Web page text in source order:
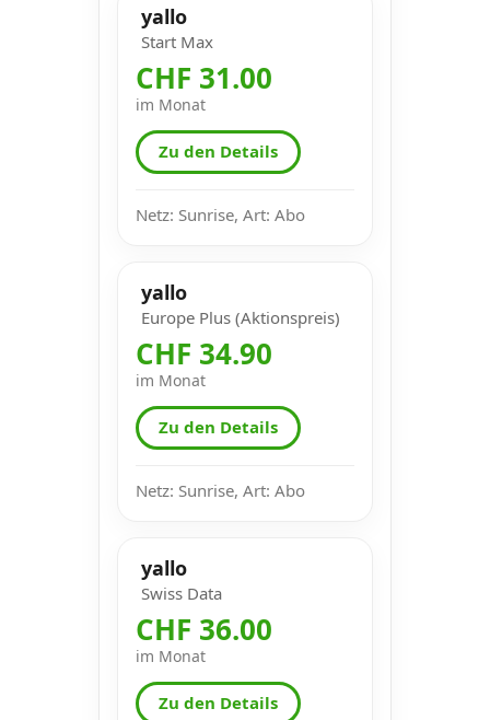
yallo
Start Max
CHF 31.00
im Monat
Zu den Details
Netz: Sunrise, Art: Abo
yallo
Europe Plus (Aktionspreis)
CHF 34.90
im Monat
Zu den Details
Netz: Sunrise, Art: Abo
yallo
Swiss Data
CHF 36.00
im Monat
Zu den Details